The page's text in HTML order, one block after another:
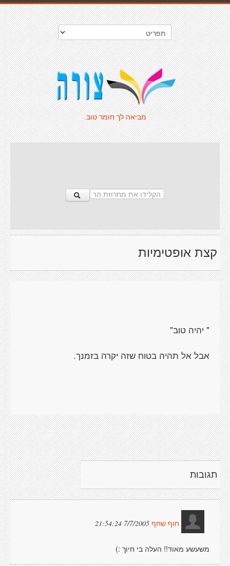
מביאה לך חומר טוב.
קצת אופטימיות
" יהיה טוב"
אבל אל תהיה בטוח שזה יקרה בזמנך.
תגובות
חוף שחף 7/7/2005 21:54:24
משעשע מאוד!! העלה בי חיוך :)